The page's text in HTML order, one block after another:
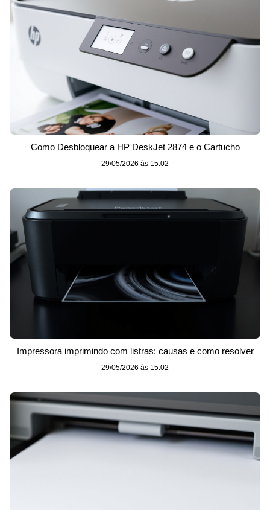
Como Desbloquear a HP DeskJet 2874 e o Cartucho
29/05/2026 às 15:02
Impressora imprimindo com listras: causas e como resolver
29/05/2026 às 15:02